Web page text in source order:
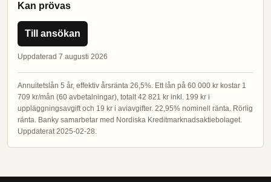
Kan prövas
Till ansökan
Uppdaterad 7 augusti 2026
Annuitetslån 5 år, effektiv årsränta 26,5%. Ett lån på 60 000 kr kostar 1
709 kr/mån (60 avbetalningar), totalt 42 821 kr inkl. 199 kr i
uppläggningsavgift och 19 kr i aviavgifter. 22,95% nominell ränta. Rörlig
ränta. Banky samarbetar med Nordiska Kreditmarknadsaktiebolaget.
Uppdaterat 2025-02-28.